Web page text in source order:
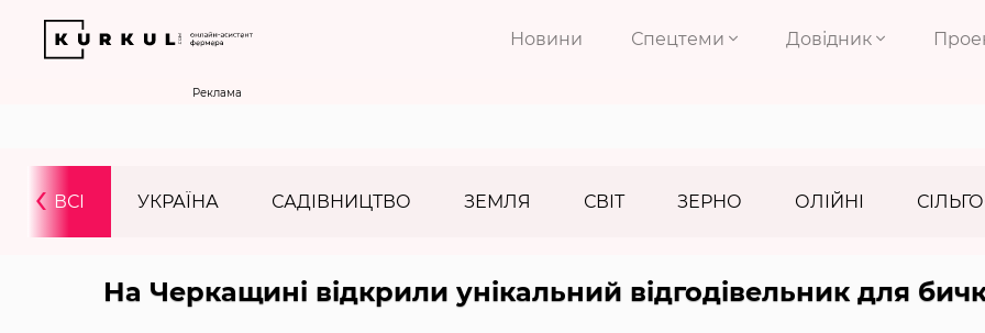
Новини Спецтеми Довідник
Реклама
ВСІ УКРАЇНА САДІВНИЦТВО ЗЕМЛЯ СВІТ ЗЕРНО ОЛІЙНІ
‹
На Черкащині відкрили унікальний відгодівельник для